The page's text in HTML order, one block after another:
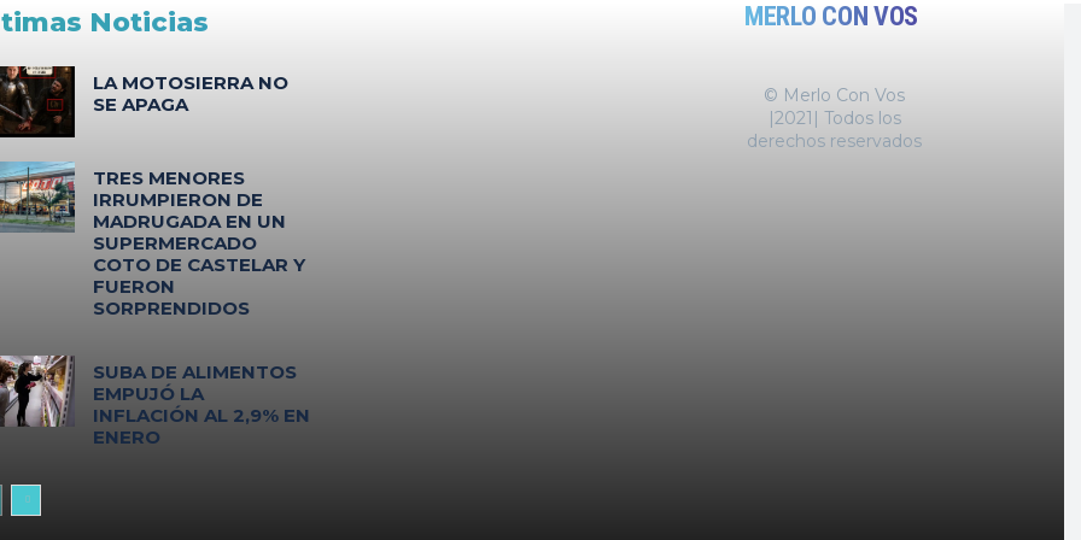
Noticias
LA MOTOSIERRA NO
SE APAGA
TRES MENORES
IRRUMPIERON DE
MADRUGADA EN UN
SUPERMERCADO
COTO DE CASTELAR Y
FUERON
SORPRENDIDOS
SUBA DE ALIMENTOS
EMPUJÓ LA
INFLACIÓN AL 2,9% EN
ENERO
MERLO CON VOS
© Merlo Con Vos
|2021| Todos los
derechos reservados